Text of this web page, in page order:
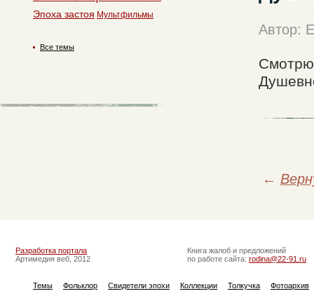
Автор:
←
Эпоха застоя Мультфильмы
Все темы
Разработка портала
Артимедия веб, 2012
Книга жалоб и предложений
по работе сайта: rodina@22-91.ru
Темы Фольклор Свидетели эпохи Коллекции Толкучка Фотоархив